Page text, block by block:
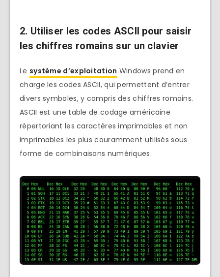
2. Utiliser les codes ASCII pour saisir
les chiffres romains sur un clavier
Le système d’exploitation Windows prend en
charge les codes ASCII, qui permettent d’entrer
divers symboles, y compris des chiffres romains.
ASCII est une table de codage américaine
répertoriant les caractères imprimables et non
imprimables les plus couramment utilisés sous
forme de combinaisons numériques.